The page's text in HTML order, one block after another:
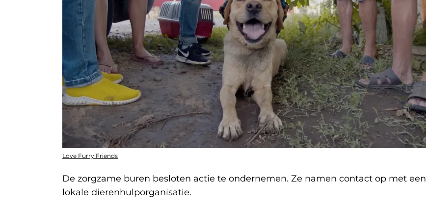
Love Furry Friends
De zorgzame buren besloten actie te ondernemen. Ze namen contact op met een
lokale dierenhulporganisatie.